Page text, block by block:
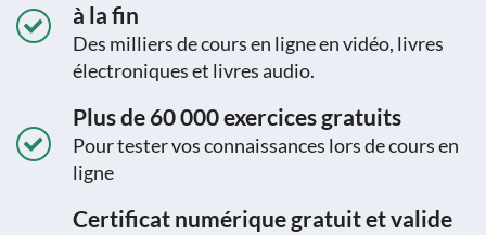
à la fin
Des milliers de cours en ligne en vidéo, livres
électroniques et livres audio.
Plus de 60 000 exercices gratuits
Pour tester vos connaissances lors de cours en
ligne
Certificat numérique gratuit et valide